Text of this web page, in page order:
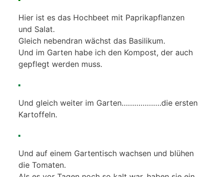
Hier ist es das Hochbeet mit Paprikapflanzen
und Salat.
Gleich nebendran wächst das Basilikum.
Und im Garten habe ich den Kompost, der auch
gepflegt werden muss.
Und gleich weiter im Garten……………….die ersten
Kartoffeln.
Und auf einem Gartentisch wachsen und blühen
die Tomaten.